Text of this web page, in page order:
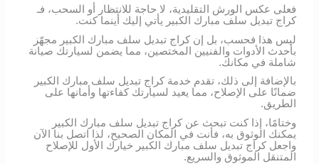
فعلى عكس الورش التقليدية، لا حاجة للانتظار أو السحب، فـ
كراج تبديل سلف مبارك الكبير يأتي إليك أينما كنت.
ليس هذا فحسب، بل إن كراج تبديل سلف مبارك الكبير مجهّز
بأحدث الأدوات والفنيين المختصين، مما يضمن لسيارتك صيانة
شاملة في مكانك.
بالإضافة إلى ذلك، تقدم خدمة كراج تبديل سلف مبارك الكبير
ضمانًا على الإصلاح، مما يعيد لسيارتك كفاءتها وأمانها على
الطريق.
وختامًا، إذا كنت تبحث عن كراج تبديل سلف مبارك الكبير
يمكنك الوثوق به، فأنت في المكان الصحيح، لذا اتصل بنا الآن
واجعل كراج تبديل سلف مبارك الكبير خيارك الأول للإصلاح
المتنقل الموثوق والسريع.